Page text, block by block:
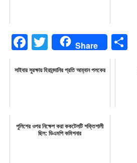
Facebook
Twitter Share
সাইবার সুরক্ষায় হিরানন্দানির প্রতি আহ্বান পলকের
পুলিশের ওপর নিক্ষেপ করা ককটেলটি শক্তিশালী
ছিল: ডিএমপি কমিশনার